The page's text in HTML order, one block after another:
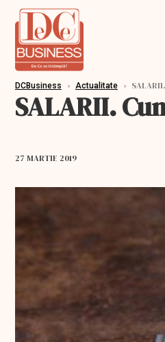
DCBusiness › Actualitate ›
SALARII.
27 MARTIE 2019